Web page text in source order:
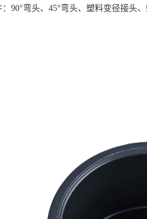
90°弯头、45°弯头、塑料变径接头